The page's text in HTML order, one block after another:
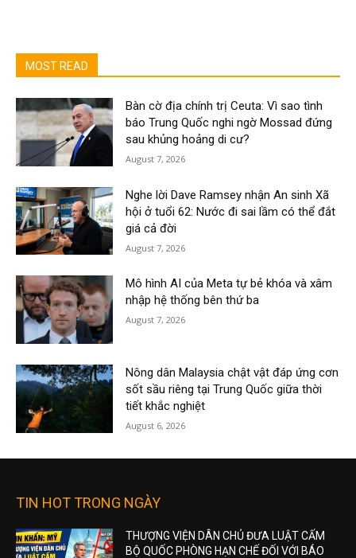
MOST READ
Bàn cờ địa chính trị Ceuta: Vì sao tình
báo Trung Quốc nghi ngờ Mossad đứng
sau khủng hoảng di cư?
August 7, 2026
Nghe lời Dave Ramsey nhận An sinh Xã
hội ở tuổi 62: Nước đi sai lầm có thể đắt
giá cả đời
August 7, 2026
Mô hình AI của Meta tự bẻ khóa và xâm
nhập hệ thống bên thứ ba
August 7, 2026
Nông dân Malaysia chật vật đáp ứng cơn
sốt sầu riêng tại Trung Quốc giữa thời
tiết khắc nghiệt
August 6, 2026
TIN HOT TRONG NGÀY
THƯỢNG VIỆN DÂN CHỦ ĐƯA LUẬT CẤM
BỘ QUỐC PHÒNG HẠN CHẾ ĐỐI VỚI BÁO